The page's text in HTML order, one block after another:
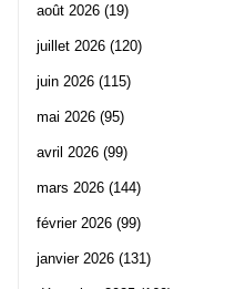
août 2026 (19)
juillet 2026 (120)
juin 2026 (115)
mai 2026 (95)
avril 2026 (99)
mars 2026 (144)
février 2026 (99)
janvier 2026 (131)